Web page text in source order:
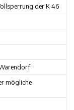
der K 46
mögliche